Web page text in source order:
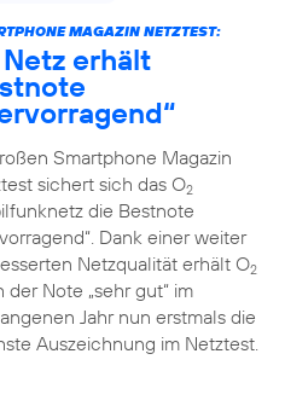
MAGAZIN NETZTEST:
Netz erhält
Smartphone Magazin
sichert sich das O2
die Bestnote
Dank einer weiter
Netzqualität erhält O2
der Note „sehr gut“ im
Jahr nun erstmals die
Auszeichnung im Netztest.